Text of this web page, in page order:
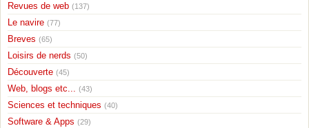
Revues de web (137)
Le navire (77)
Breves (65)
Loisirs de nerds (50)
Découverte (45)
Web, blogs etc... (43)
Sciences et techniques (40)
Software & Apps (29)